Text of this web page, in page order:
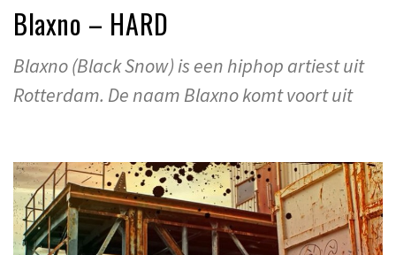
Blaxno – HARD
Blaxno (Black Snow) is een hiphop artiest uit
Rotterdam. De naam Blaxno komt voort uit